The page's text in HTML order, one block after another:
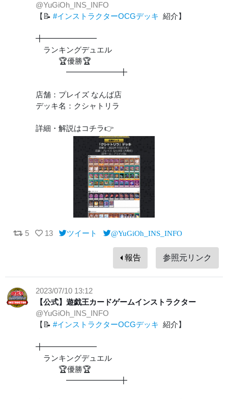
@YuGiOh_INS_INFO
【📝 #インストラクターOCGデッキ 紹介】
╋━━━━━━━
ランキングデュエル
🏆優勝🏆
━━━━━━━╋
店舗：プレイズ なんば店
デッキ名：クシャトリラ
詳細・解説はコチラ👉
5 13 ツイート @YuGiOh_INS_INFO
報告 参照元リンク
2023/07/10 13:12
【公式】遊戯王カードゲームインストラクター
@YuGiOh_INS_INFO
【📝 #インストラクターOCGデッキ 紹介】
╋━━━━━━━
ランキングデュエル
🏆優勝🏆
━━━━━━━╋